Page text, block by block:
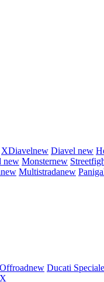
XDiavelnew Diavel new
new Monsternew
new Multistradanew
Offroadnew Ducati Speciale